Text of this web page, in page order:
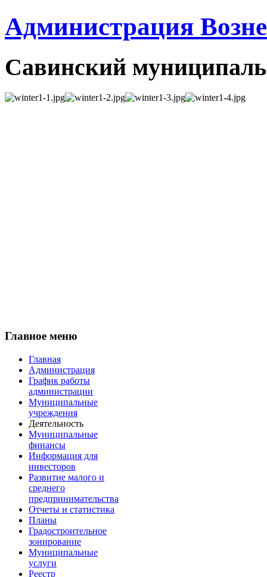
Администрация
Савинский
Главное меню
Главная
Администрация
График работы
администрации
Муниципальные
учреждения
Деятельность
Муниципальные
финансы
Информация для
инвесторов
Развитие малого и
среднего
предпринимательства
Отчеты и статистика
Планы
Градостроительное
зонирование
Муниципальные
услуги
Реестр